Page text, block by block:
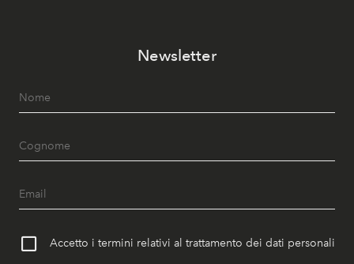
Newsletter
Accetto i termini relativi al trattamento dei dati personali